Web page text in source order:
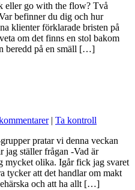
eller go with the flow? Två
befinner du dig och hur
klienter förklarade bristen på
om det finns en stol bakom
beredd på en smäll […]
| Ta kontroll
pratar vi denna veckan
jag ställer frågan -Vad är
mycket olika. Igår fick jag svaret
tycker att det handlar om makt
och att ha allt […]